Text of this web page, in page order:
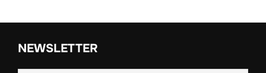
NEWSLETTER